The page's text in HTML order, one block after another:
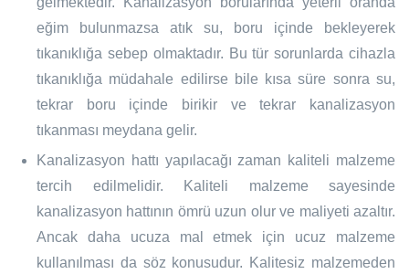
eğim bulunmazsa atık su, boru içinde bekleyerek
tıkanıklığa sebep olmaktadır. Bu tür sorunlarda cihazla
tıkanıklığa müdahale edilirse bile kısa süre sonra su,
tekrar boru içinde birikir ve tekrar kanalizasyon
tıkanması meydana gelir.
Kanalizasyon hattı yapılacağı zaman kaliteli malzeme
tercih edilmelidir. Kaliteli malzeme sayesinde
kanalizasyon hattının ömrü uzun olur ve maliyeti azaltır.
Ancak daha ucuza mal etmek için ucuz malzeme
kullanılması da söz konusudur. Kalitesiz malzemeden